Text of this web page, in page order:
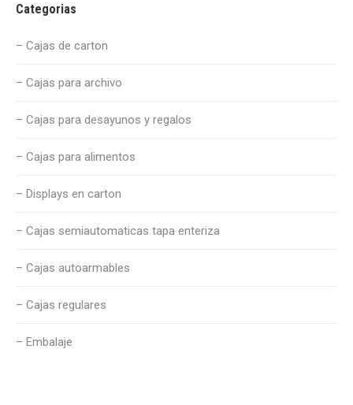
Categorias
– Cajas de carton
– Cajas para archivo
– Cajas para desayunos y regalos
– Cajas para alimentos
– Displays en carton
– Cajas semiautomaticas tapa enteriza
– Cajas autoarmables
– Cajas regulares
– Embalaje